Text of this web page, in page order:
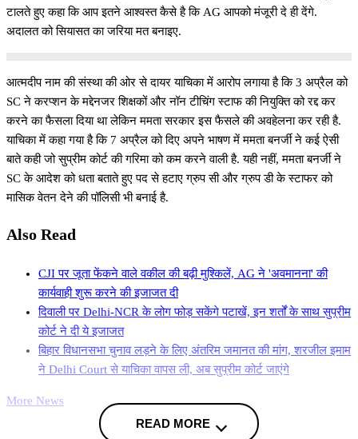
टालते हुए कहा कि आप इतने आश्वस्त कैसे है कि AG आपको मंजूरी दे ही देंगे.
अदालत को सियासत का जरिया मत बनाइए.
आत्मदीप नाम की संस्था की ओर से दायर याचिका में आरोप लगाया है कि 3 अप्रैल को
SC ने करप्शन के मद्देनजर शिक्षकों और नॉन टीचिंग स्टाफ की नियुक्ति को रद्द कर
करने का फैसला दिया था लेकिन ममता सरकार इस फैसले की अवहेलना कर रही है.
याचिका में कहा गया है कि 7 अप्रैल को दिए अपने भाषण में ममता बनर्जी ने कई ऐसी
बाते कही जो सुप्रीम कोर्ट की गरिमा को कम करने वाली है. यही नहीं, ममता बनर्जी ने
SC के आदेश को धता बताते हुए पद से हटाए ग्रुप सी और ग्रुप डी के स्टाफर को
मासिक वेतन देने की पॉलिसी भी बनाई है.
Also Read
CJI पर जूता फेंकने वाले वकील की बढ़ी मुश्किलें, AG ने 'अवमानना' की
कार्यवाही शुरू करने की इजाजत दी
दिवाली पर Delhi-NCR के लोग फोड़ सकेंगे पटाखें, इन शर्तों के साथ सुप्रीम
कोर्ट ने दी ये इजाजत
बिहार विधानसभा चुनाव लड़ने के लिए अंतरिम जमानत की मांग, शरजील इमाम
ने Delhi Court से याचिका वापस ली, अब सुप्रीम कोर्ट जाएंगे
More News
READ MORE